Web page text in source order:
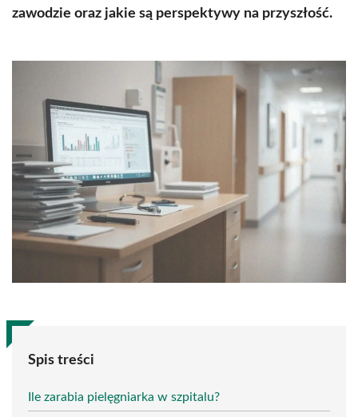
zawodzie oraz jakie są perspektywy na przyszłość.
Spis treści
Ile zarabia pielęgniarka w szpitalu?